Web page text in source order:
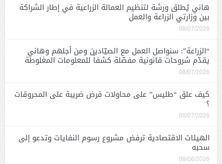
هاني يُطلق ورشة لتنظيم العمالة الزراعية في إطار الشراكة
بين وزارتي الزراعة والعمل
08/07/2026
“الزراعة”: سنواصل العمل مع الصيّادين ومن أجلهم وهاني
يقدّم شروحات قانونية مفصّلة كشفاً للمعلومات المغلوطة
08/07/2026
كيف علق “طليس” على محاولات فرض ضريبة على المحروقات
؟
08/07/2026
الهيئات الاقتصادية ترفض مشروع رسوم النفايات وتدعو إلى
سحبه
08/06/2026